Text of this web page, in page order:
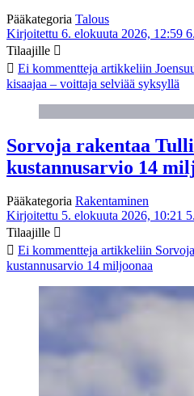
Pääkategoria Talous
Kirjoitettu 6. elokuuta 2026, 12:59
Tilaajille
Ei kommentteja artikkeliin
kisaajaa – voittaja selviää syksyllä
Sorvoja rakentaa
kustannusarvio 14
Pääkategoria Rakentaminen
Kirjoitettu 5. elokuuta 2026, 10:21
Tilaajille
Ei kommentteja artikkeliin
kustannusarvio 14 miljoonaa